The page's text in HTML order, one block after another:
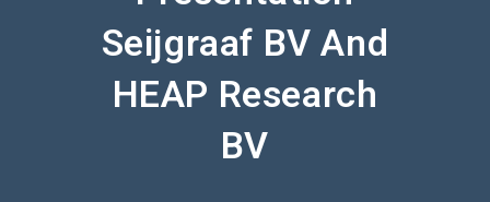
Seijgraaf BV And
HEAP Research
BV